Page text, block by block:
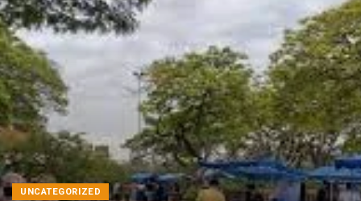
UNCATEGORIZED